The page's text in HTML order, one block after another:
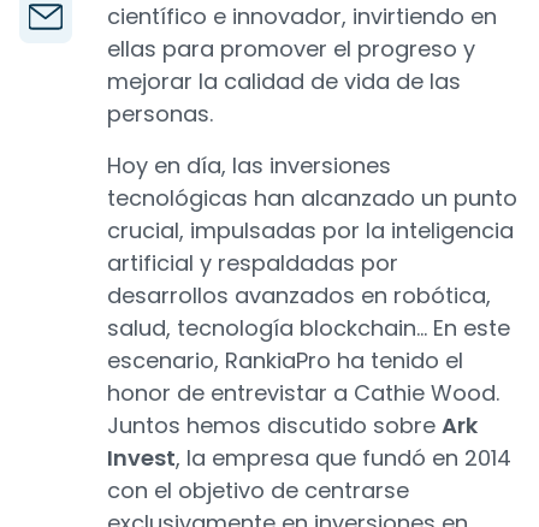
científico e innovador, invirtiendo en
ellas para promover el progreso y
mejorar la calidad de vida de las
personas.
Hoy en día, las inversiones
tecnológicas han alcanzado un punto
crucial, impulsadas por la inteligencia
artificial y respaldadas por
desarrollos avanzados en robótica,
salud, tecnología blockchain... En este
escenario, RankiaPro ha tenido el
honor de entrevistar a Cathie Wood.
Juntos hemos discutido sobre Ark
Invest, la empresa que fundó en 2014
con el objetivo de centrarse